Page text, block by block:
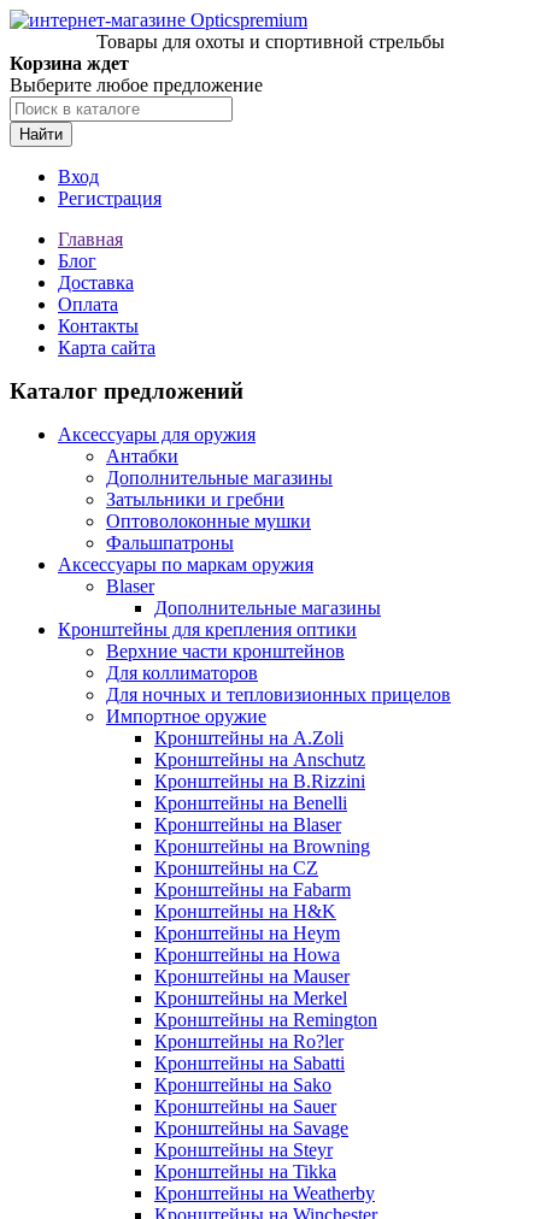
Товары для охоты и спортивной стрельбы
Корзина ждет
Выберите любое предложение
Найти
Вход
Регистрация
Главная
Блог
Доставка
Оплата
Контакты
Карта сайта
Каталог предложений
Аксессуары для оружия
Антабки
Дополнительные магазины
Затыльники и гребни
Оптоволоконные мушки
Фальшпатроны
Аксессуары по маркам оружия
Blaser
Дополнительные магазины
Кронштейны для крепления оптики
Верхние части кронштейнов
Для коллиматоров
Для ночных и тепловизионных прицелов
Импортное оружие
Кронштейны на A.Zoli
Кронштейны на Anschutz
Кронштейны на B.Rizzini
Кронштейны на Benelli
Кронштейны на Blaser
Кронштейны на Browning
Кронштейны на CZ
Кронштейны на Fabarm
Кронштейны на H&K
Кронштейны на Heym
Кронштейны на Howa
Кронштейны на Mauser
Кронштейны на Merkel
Кронштейны на Remington
Кронштейны на Ro?ler
Кронштейны на Sabatti
Кронштейны на Sako
Кронштейны на Sauer
Кронштейны на Savage
Кронштейны на Steyr
Кронштейны на Tikka
Кронштейны на Weatherby
Кронштейны на Winchester